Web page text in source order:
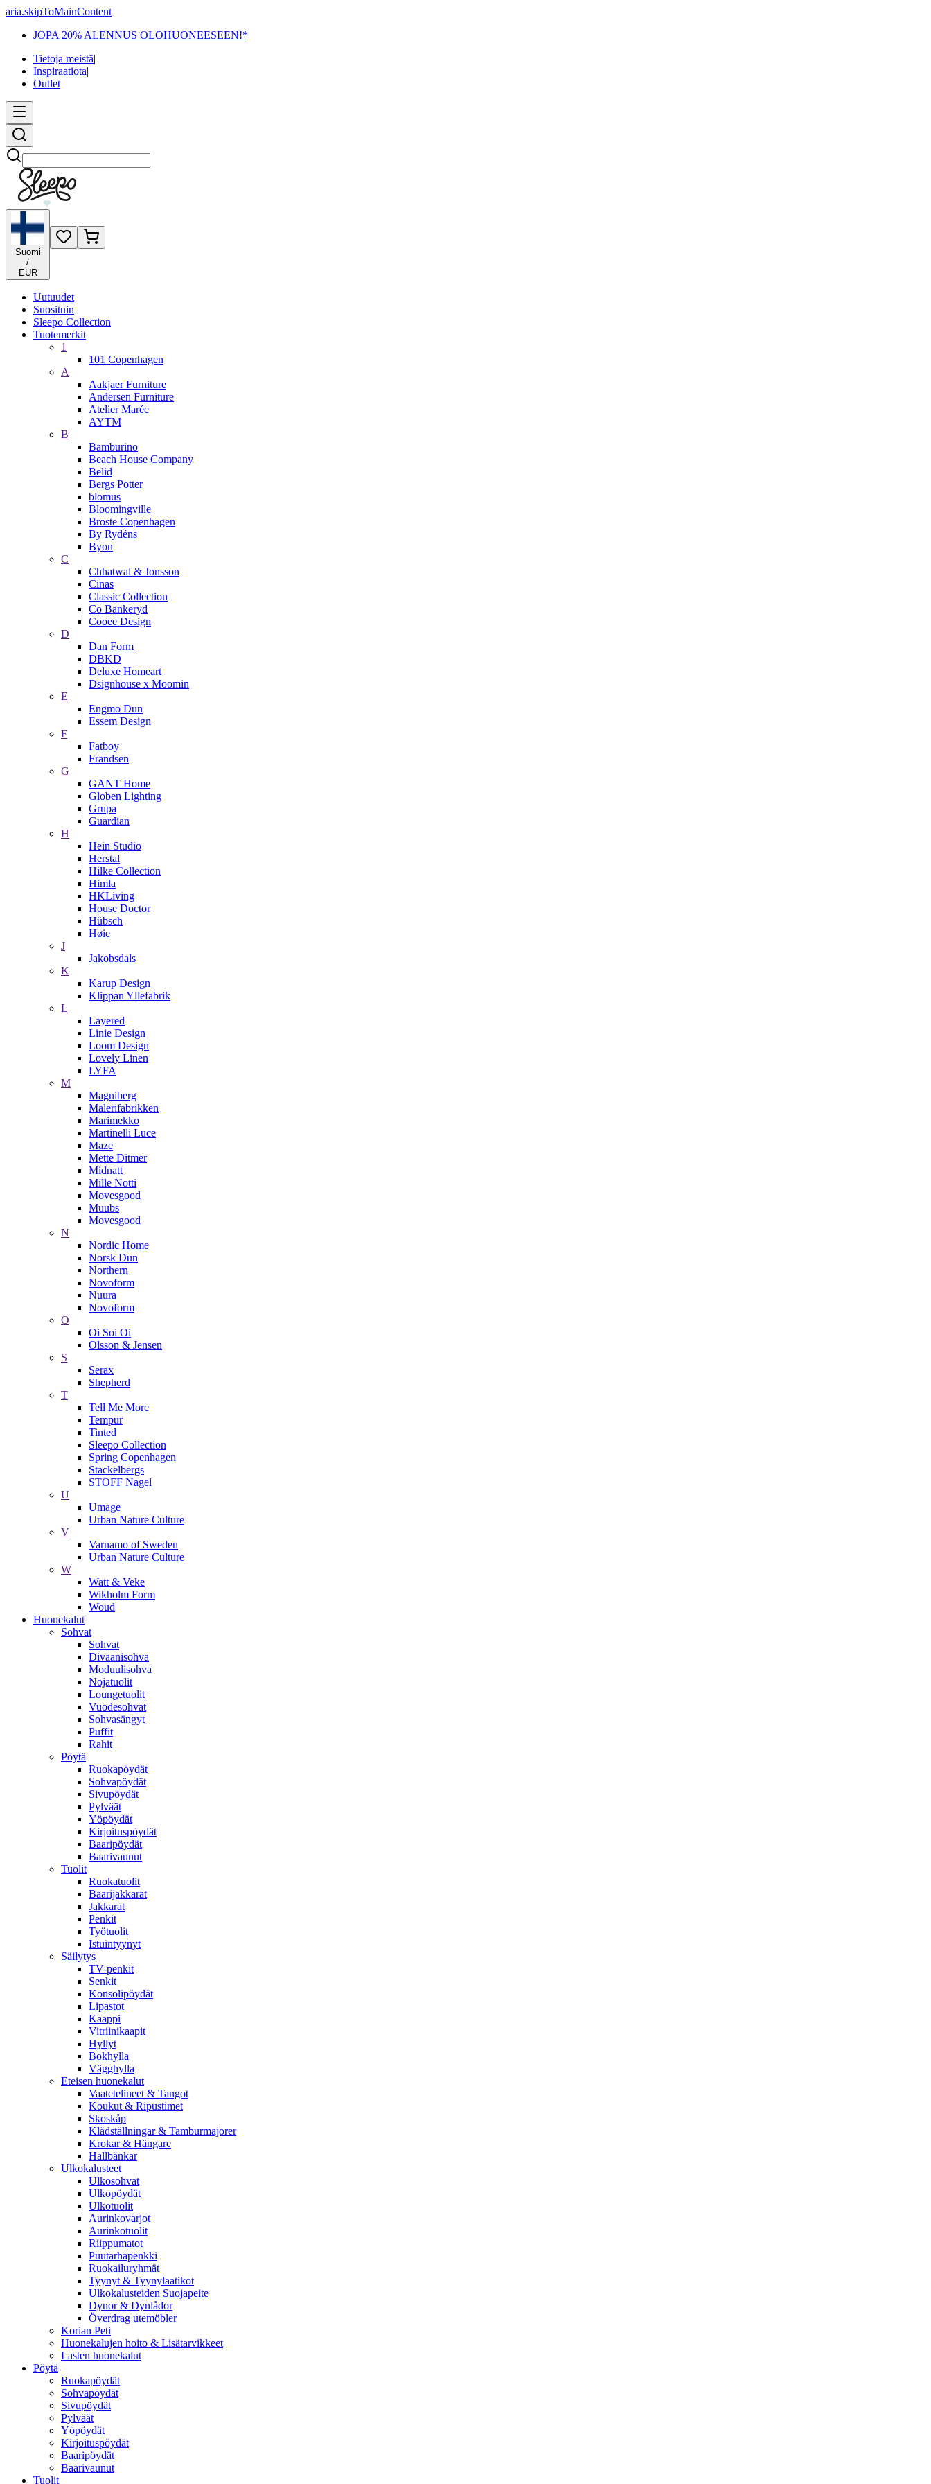
aria.skipToMainContent
JOPA 20% ALENNUS OLOHUONEESEEN!*
Tietoja meistä|
Inspiraatiota|
Outlet
Etsi
Suomi
/
EUR
Uutuudet
Suosituin
Sleepo Collection
Tuotemerkit
1
101 Copenhagen
A
Aakjaer Furniture
Andersen Furniture
Atelier Marée
AYTM
B
Bamburino
Beach House Company
Belid
Bergs Potter
blomus
Bloomingville
Broste Copenhagen
By Rydéns
Byon
C
Chhatwal & Jonsson
Cinas
Classic Collection
Co Bankeryd
Cooee Design
D
Dan Form
DBKD
Deluxe Homeart
Dsignhouse x Moomin
E
Engmo Dun
Essem Design
F
Fatboy
Frandsen
G
GANT Home
Globen Lighting
Grupa
Guardian
H
Hein Studio
Herstal
Hilke Collection
Himla
HKLiving
House Doctor
Hübsch
Høie
J
Jakobsdals
K
Karup Design
Klippan Yllefabrik
L
Layered
Linie Design
Loom Design
Lovely Linen
LYFA
M
Magniberg
Malerifabrikken
Marimekko
Martinelli Luce
Maze
Mette Ditmer
Midnatt
Mille Notti
Movesgood
Muubs
Movesgood
N
Nordic Home
Norsk Dun
Northern
Novoform
Nuura
Novoform
O
Oi Soi Oi
Olsson & Jensen
S
Serax
Shepherd
T
Tell Me More
Tempur
Tinted
Sleepo Collection
Spring Copenhagen
Stackelbergs
STOFF Nagel
U
Umage
Urban Nature Culture
V
Varnamo of Sweden
Urban Nature Culture
W
Watt & Veke
Wikholm Form
Woud
Huonekalut
Sohvat
Sohvat
Divaanisohva
Moduulisohva
Nojatuolit
Loungetuolit
Vuodesohvat
Sohvasängyt
Puffit
Rahit
Pöytä
Ruokapöydät
Sohvapöydät
Sivupöydät
Pylväät
Yöpöydät
Kirjoituspöydät
Baaripöydät
Baarivaunut
Tuolit
Ruokatuolit
Baarijakkarat
Jakkarat
Penkit
Työtuolit
Istuintyynyt
Säilytys
TV-penkit
Senkit
Konsolipöydät
Lipastot
Kaappi
Vitriinikaapit
Hyllyt
Bokhylla
Vägghylla
Eteisen huonekalut
Vaatetelineet & Tangot
Koukut & Ripustimet
Skoskåp
Klädställningar & Tamburmajorer
Krokar & Hängare
Hallbänkar
Ulkokalusteet
Ulkosohvat
Ulkopöydät
Ulkotuolit
Aurinkovarjot
Aurinkotuolit
Riippumatot
Puutarhapenkki
Ruokailuryhmät
Tyynyt & Tyynylaatikot
Ulkokalusteiden Suojapeite
Dynor & Dynlådor
Överdrag utemöbler
Korian Peti
Huonekalujen hoito & Lisätarvikkeet
Lasten huonekalut
Pöytä
Ruokapöydät
Sohvapöydät
Sivupöydät
Pylväät
Yöpöydät
Kirjoituspöydät
Baaripöydät
Baarivaunut
Tuolit